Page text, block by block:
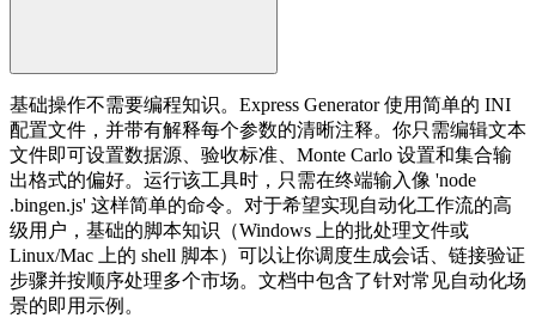
基础操作不需要编程知识。Express Generator 使用简单的 INI
配置文件，并带有解释每个参数的清晰注释。你只需编辑文本
文件即可设置数据源、验收标准、Monte Carlo 设置和集合输
出格式的偏好。运行该工具时，只需在终端输入像 'node
.bingen.js' 这样简单的命令。对于希望实现自动化工作流的高
级用户，基础的脚本知识（Windows 上的批处理文件或
Linux/Mac 上的 shell 脚本）可以让你调度生成会话、链接验证
步骤并按顺序处理多个市场。文档中包含了针对常见自动化场
景的即用示例。